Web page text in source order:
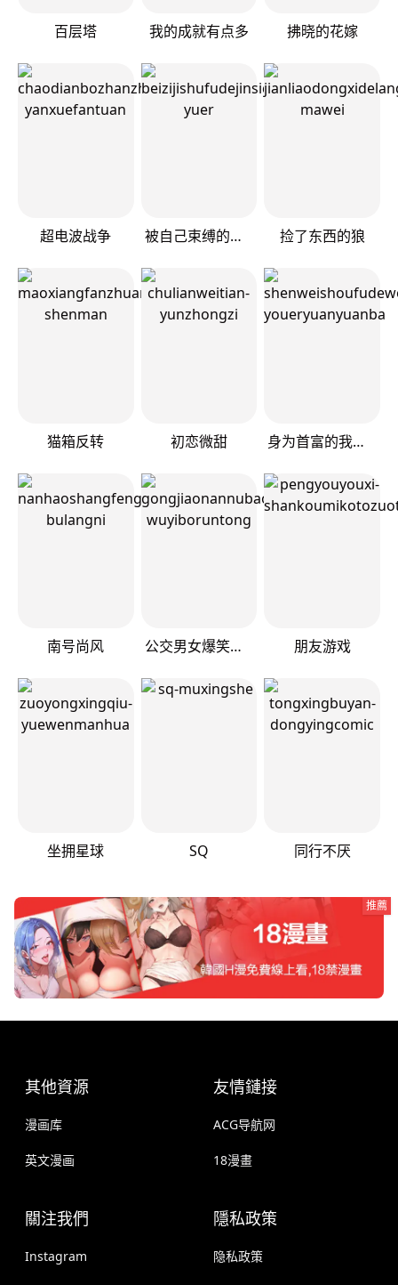
百层塔 我的成就有点多 拂晓的花嫁
超电波战争 被自己束缚的金丝雀 捡了东西的狼
猫箱反转 初恋微甜 身为首富的我真不想重生啊
南号尚风 公交男女爆笑漫画 朋友游戏
坐拥星球 SQ 同行不厌
推薦
其他資源
漫画库
英文漫画
友情鏈接
ACG导航网
18漫畫
關注我們
Instagram
隱私政策
隐私政策